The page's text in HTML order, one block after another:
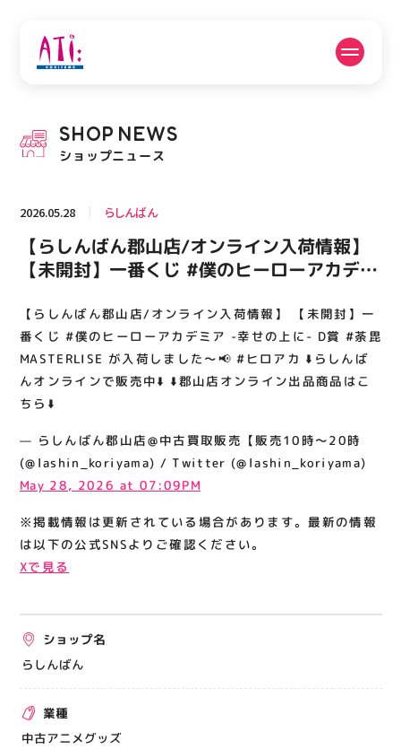
PICK UP NEWS
ピックアップニュース
フロアガイド 営業時間
ACCESS
アクセス・駐車場
RECRUIT
スタッフ募集
関連情報
お知らせ
お問い合わせ
サイトポリシー
運営会社
出店をご検討の方へ
催事出店募集
アティビジョンについて
SHOP NEWS
ショップニュース
2026.05.28 らしんばん
【らしんばん郡山店/オンライン入荷情報】
【未開封】一番くじ #僕のヒーローアカデミ
入荷しました～📢 #ヒロアカ ⬇️らしんばんオ
ンラインで販売中⬇️ ⬇️郡山店オンライン出品
商品はこちら⬇️
【らしんばん郡山店/オンライン入荷情報】 【未開封】一
番くじ #僕のヒーローアカデミア -幸せの上に- D賞 #荼毘
MASTERLISE が入荷しました～📢 #ヒロアカ ⬇️らしんば
んオンラインで販売中⬇️ ⬇️郡山店オンライン出品商品はこ
ちら⬇️
— らしんばん郡山店@中古買取販売【販売10時～20時
(@lashin_koriyama) / Twitter (@lashin_koriyama)
May 28, 2026 at 07:09PM
※掲載情報は更新されている場合があります。最新の情報
は以下の公式SNSよりご確認ください。
Xで見る
ショップ名
らしんばん
業種
中古アニメグッズ